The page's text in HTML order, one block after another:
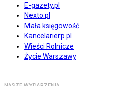
E-gazety.pl
Nexto.pl
Mała księgowość
Kancelarierp.pl
Wieści Rolnicze
Życie Warszawy